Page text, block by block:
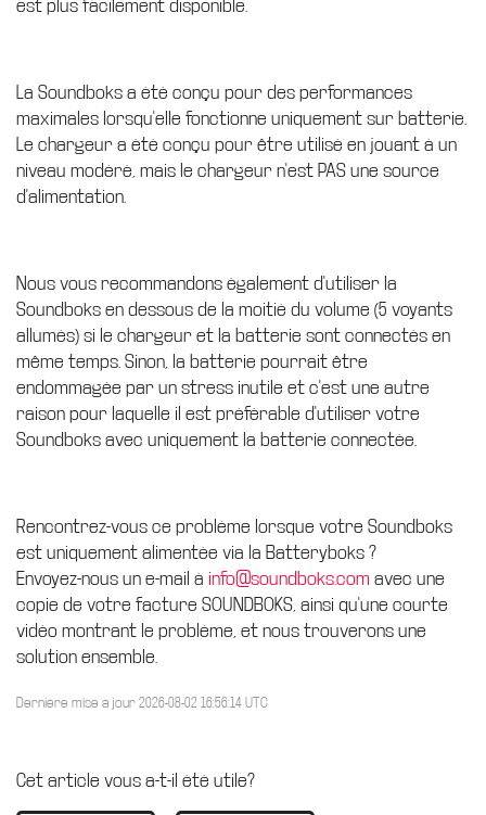
est plus facilement disponible.
La Soundboks a été conçu pour des performances
maximales lorsqu'elle fonctionne uniquement sur batterie.
Le chargeur a été conçu pour être utilisé en jouant à un
niveau modéré, mais le chargeur n'est PAS une source
d'alimentation.
Nous vous recommandons également d'utiliser la
Soundboks en dessous de la moitié du volume (5 voyants
allumés) si le chargeur et la batterie sont connectés en
même temps. Sinon, la batterie pourrait être
endommagée par un stress inutile et c'est une autre
raison pour laquelle il est préférable d'utiliser votre
Soundboks avec uniquement la batterie connectée.
Rencontrez-vous ce problème lorsque votre Soundboks
est uniquement alimentée via la Batteryboks ?
Envoyez-nous un e-mail à info@soundboks.com avec une
copie de votre facture SOUNDBOKS, ainsi qu'une courte
vidéo montrant le problème, et nous trouverons une
solution ensemble.
Dernière mise à jour 2026-08-02 16:56:14 UTC
Cet article vous a-t-il été utile?